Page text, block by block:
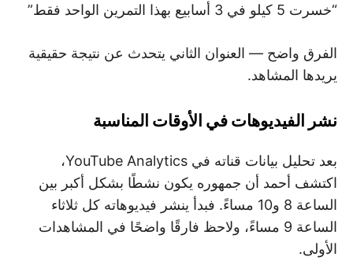
“خسرت 5 كيلو في 3 أسابيع بهذا التمرين الواحد فقط”
الفرق واضح — العنوان الثاني يتحدث عن نتيجة حقيقية
يريدها المشاهد.
نشر الفيديوهات في الأوقات المناسبة
بعد تحليل بيانات قناته في YouTube Analytics،
اكتشف أحمد أن جمهوره يكون نشطًا بشكل أكبر بين
الساعة 8 و10 مساءً. فبدأ ينشر فيديوهاته كل ثلاثاء
الساعة 9 مساءً، ولاحظ فارقًا واضحًا في المشاهدات
الأولى.